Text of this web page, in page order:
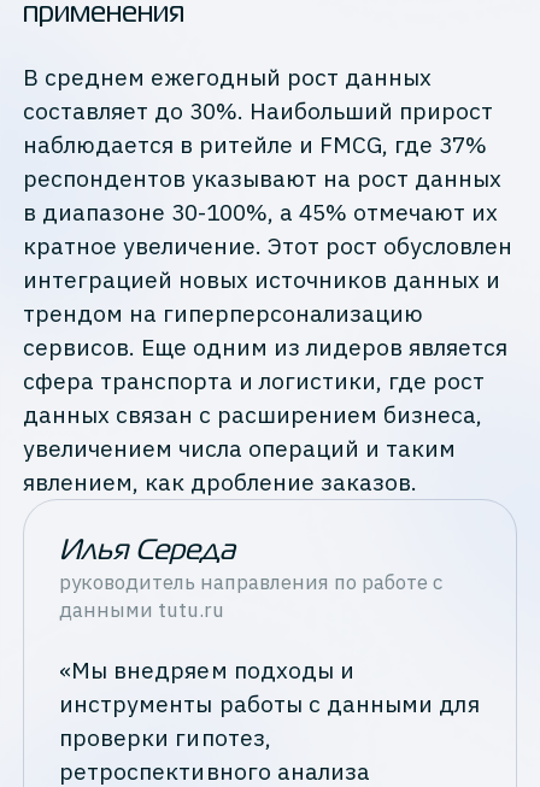
применения
В среднем ежегодный рост данных
составляет до 30%. Наибольший прирост
наблюдается в ритейле и FMCG, где 37%
респондентов указывают на рост данных
в диапазоне 30-100%, а 45% отмечают их
кратное увеличение. Этот рост обусловлен
интеграцией новых источников данных и
трендом на гиперперсонализацию
сервисов. Еще одним из лидеров является
сфера транспорта и логистики, где рост
данных связан с расширением бизнеса,
увеличением числа операций и таким
явлением, как дробление заказов.
Илья Середа
руководитель направления по работе с
данными tutu.ru
«Мы внедряем подходы и
инструменты работы с данными для
проверки гипотез,
ретроспективного анализа